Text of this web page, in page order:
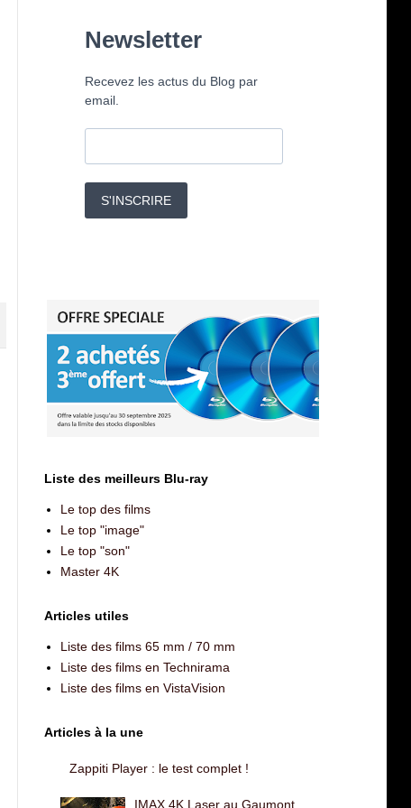
Newsletter
Recevez les actus du Blog par
email.
S'INSCRIRE
Liste des meilleurs Blu-ray
Le top des films
Le top "image"
Le top "son"
Master 4K
Articles utiles
Liste des films 65 mm / 70 mm
Liste des films en Technirama
Liste des films en VistaVision
Articles à la une
Zappiti Player : le test complet !
IMAX 4K Laser au Gaumont